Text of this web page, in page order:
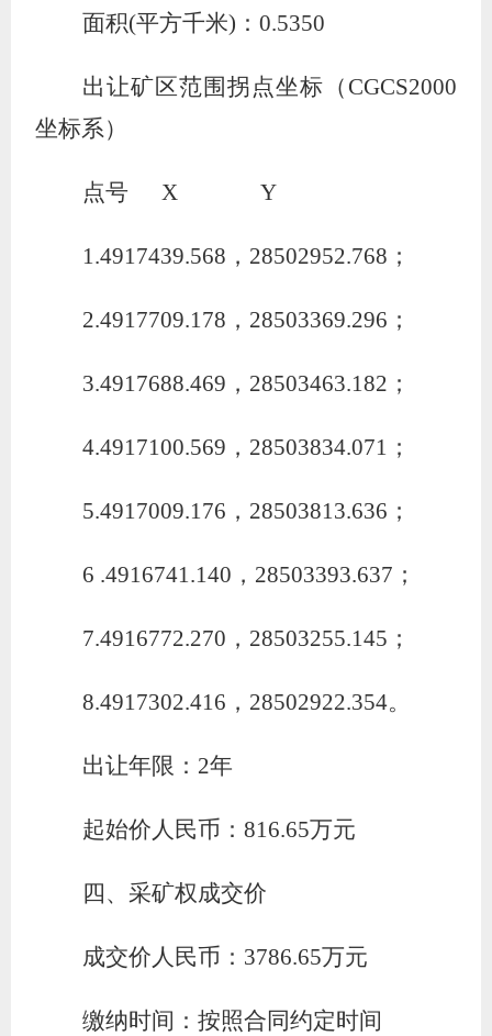
面积(平方千米)：0.5350
出让矿区范围拐点坐标（ CGCS2000
坐标系）
点号 X Y
1.4917439.568，28502952.768；
2.4917709.178，28503369.296；
3.4917688.469，28503463.182；
4.4917100.569，28503834.071；
5.4917009.176，28503813.636；
6 .4916741.140，28503393.637；
7.4916772.270，28503255.145；
8.4917302.416，28502922.354。
出让年限： 2年
起始价人民币：816.65万元
四、采矿权成交价
成交价人民币： 3786.65万元
缴纳时间：按照合同约定时间